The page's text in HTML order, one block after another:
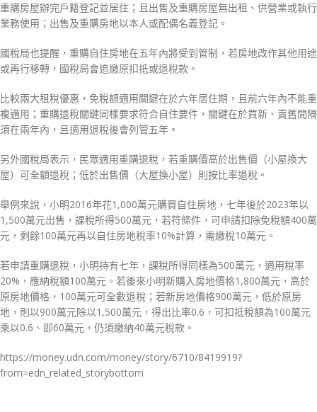
重購房屋辦完戶籍登記並居住；且出售及重購房屋無出租、供營業或執行
業務使用；出售及重購房地以本人或配偶名義登記。
國稅局也提醒，重購自住房地在五年內將受到管制，若房地改作其他用途
或再行移轉，國稅局會追繳原扣抵或退稅款。
比較兩大租稅優惠，免稅額適用關鍵在於六年居住期，且前六年內不能重
複適用；重購退稅關鍵同樣要求符合自住要件，關鍵在於買新、賣舊間隔
須在兩年內，且適用退稅後會列管五年。
另外國稅局表示，民眾適用重購退稅，若重購價高於出售價（小屋換大
屋）可全額退稅；低於出售價（大屋換小屋）則按比率退稅。
舉例來說，小明2016年花1,000萬元購買自住房地，七年後於2023年以
1,500萬元出售，課稅所得500萬元，若符條件，可申請扣除免稅額400萬
元，剩餘100萬元再以自住房地稅率10%計算，需繳稅10萬元。
若申請重購退稅，小明持有七年，課稅所得同樣為500萬元，適用稅率
20%，應納稅額100萬元。若後來小明新購入房地價格1,800萬元，高於
原房地價格，100萬元可全數退稅；若新房地價格900萬元，低於原房
地，則以900萬元除以1,500萬元，得出比率0.6，可扣抵稅額為100萬元
乘以0.6、即60萬元，仍須繳納40萬元稅款。
https://money.udn.com/money/story/6710/8419919?
from=edn_related_storybottom